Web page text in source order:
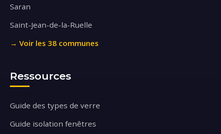
Saran
Saint-Jean-de-la-Ruelle
→ Voir les 38 communes
Ressources
Guide des types de verre
Guide isolation fenêtres